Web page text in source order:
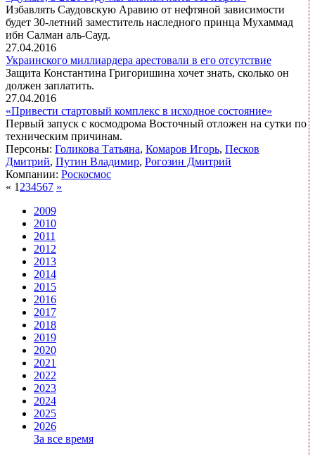
Избавлять Саудовскую Аравию от нефтяной зависимости
будет 30-летний заместитель наследного принца Мухаммад
ибн Салман аль-Сауд.
27.04.2016
Украинского миллиардера арестовали в его отсутствие
Защита Константина Григоришина хочет знать, сколько он
должен заплатить.
27.04.2016
«Привести стартовый комплекс в исходное состояние»
Первый запуск с космодрома Восточный отложен на сутки по
техническим причинам.
Персоны: Голикова Татьяна, Комаров Игорь, Песков
Дмитрий, Путин Владимир, Рогозин Дмитрий
Компании: Роскосмос
« 1 234567 »
2009
2010
2011
2012
2013
2014
2015
2016
2017
2018
2019
2020
2021
2022
2023
2024
2025
2026
За все время